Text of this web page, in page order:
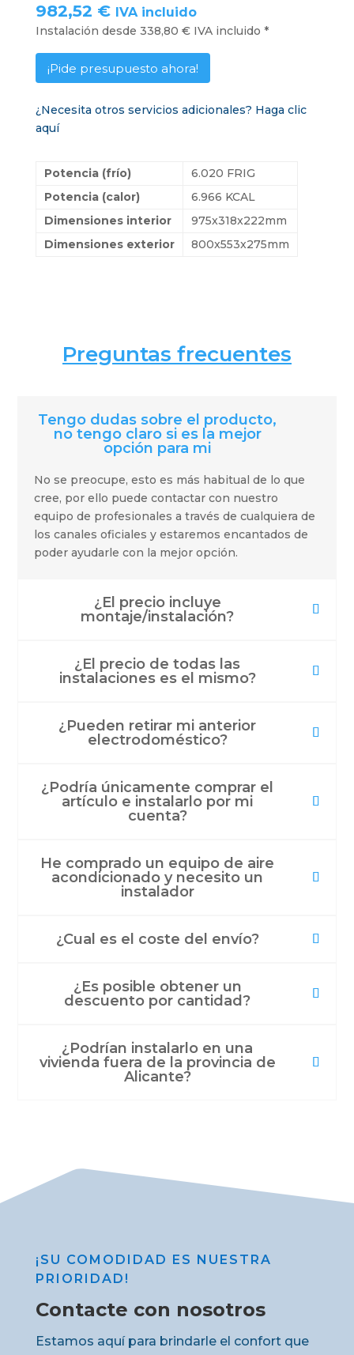
982,52 € IVA incluido
Instalación desde 338,80 € IVA incluido *
¡Pide presupuesto ahora!
¿Necesita otros servicios adicionales? Haga clic
aquí
Potencia (frío)
6.020 FRIG
Potencia (calor)
6.966 KCAL
Dimensiones interior
975x318x222mm
Dimensiones exterior
800x553x275mm
Preguntas frecuentes
Tengo dudas sobre el producto,
no tengo claro si es la mejor
opción para mi
No se preocupe, esto es más habitual de lo que
cree, por ello puede contactar con nuestro
equipo de profesionales a través de cualquiera de
los canales oficiales y estaremos encantados de
poder ayudarle con la mejor opción.
¿El precio incluye
montaje/instalación?
¿El precio de todas las
instalaciones es el mismo?
¿Pueden retirar mi anterior
electrodoméstico?
¿Podría únicamente comprar el
artículo e instalarlo por mi
cuenta?
He comprado un equipo de aire
acondicionado y necesito un
instalador
¿Cual es el coste del envío?
¿Es posible obtener un
descuento por cantidad?
¿Podrían instalarlo en una
vivienda fuera de la provincia de
Alicante?
¡SU COMODIDAD ES NUESTRA
PRIORIDAD!
Contacte con nosotros
Estamos aquí para brindarle el confort que